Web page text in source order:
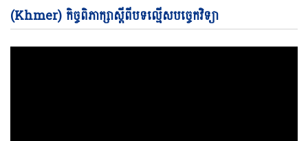
(Khmer) កិច្ចពិភាក្សាស្តីពីបទល្មើសបច្ចេកវិទ្យា